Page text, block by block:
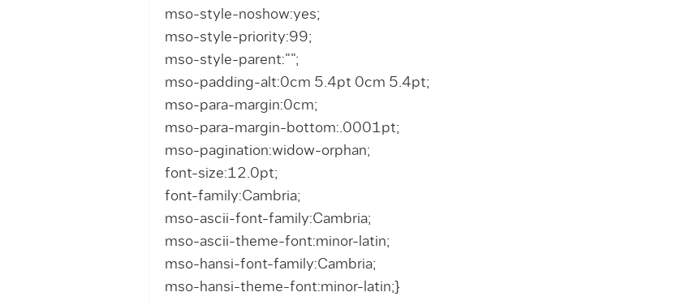
mso-style-noshow:yes;
mso-style-priority:99;
mso-style-parent:””;
mso-padding-alt:0cm 5.4pt 0cm 5.4pt;
mso-para-margin:0cm;
mso-para-margin-bottom:.0001pt;
mso-pagination:widow-orphan;
font-size:12.0pt;
font-family:Cambria;
mso-ascii-font-family:Cambria;
mso-ascii-theme-font:minor-latin;
mso-hansi-font-family:Cambria;
mso-hansi-theme-font:minor-latin;}